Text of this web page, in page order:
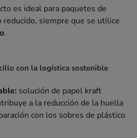
es ideal para paquetes de
reducido, siempre que se utilice
.
con la logística sostenible
solución de papel kraft
a la reducción de la huella
con los sobres de plástico